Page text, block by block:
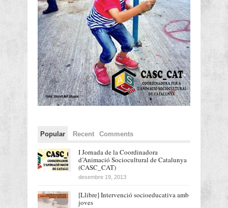
Popular Recent Comments
I Jornada de la Coordinadora
d’Animació Sociocultural de Catalunya
(CASC_CAT)
desembre 19, 2013
[Llibre] Intervenció socioeducativa amb
joves